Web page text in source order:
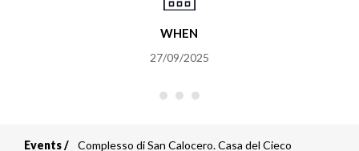
WHEN
27/09/2025
Events Complesso di San Calocero. Casa del Cieco